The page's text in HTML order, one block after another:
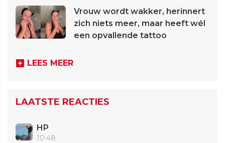
Vrouw wordt wakker, herinnert
zich niets meer, maar heeft wél
een opvallende tattoo
LEES MEER
LAATSTE REACTIES
HP
10:48